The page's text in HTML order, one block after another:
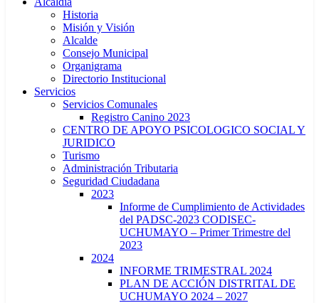
Historia
Misión y Visión
Alcalde
Consejo Municipal
Organigrama
Directorio Institucional
Servicios
Servicios Comunales
Registro Canino 2023
CENTRO DE APOYO PSICOLOGICO SOCIAL Y
JURIDICO
Turismo
Administración Tributaria
Seguridad Ciudadana
2023
Informe de Cumplimiento de Actividades
del PADSC-2023 CODISEC-
UCHUMAYO – Primer Trimestre del
2023
2024
INFORME TRIMESTRAL 2024
PLAN DE ACCIÓN DISTRITAL DE
UCHUMAYO 2024 – 2027